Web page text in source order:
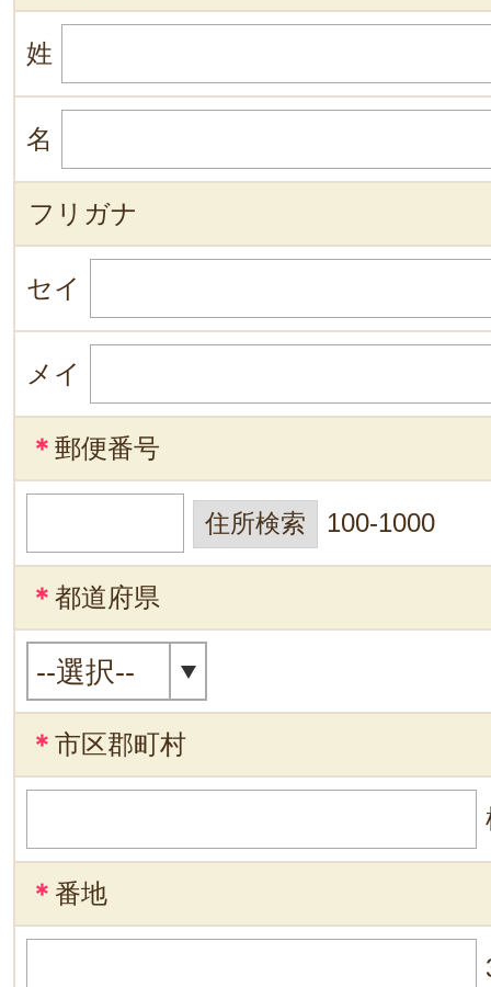
姓
名
フリガナ
セイ
メイ
＊ 郵便番号
100-1000
＊ 都道府県
＊ 市区郡町村
＊ 番地